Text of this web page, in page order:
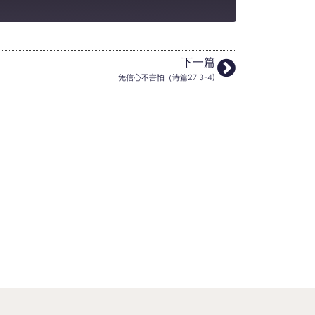
下一篇
凭信心不害怕（诗篇27:3-4)